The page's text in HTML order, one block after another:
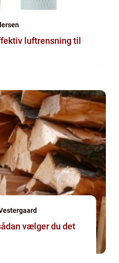
luftrensning til
vælger du det